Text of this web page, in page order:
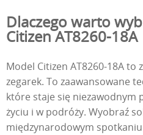
Dlaczego warto
Citizen AT8260-18A
Model Citizen AT8260-18A to
zegarek. To zaawansowane
które staje się niezawodnym
życiu i w podróży. Wyobraź
międzynarodowym